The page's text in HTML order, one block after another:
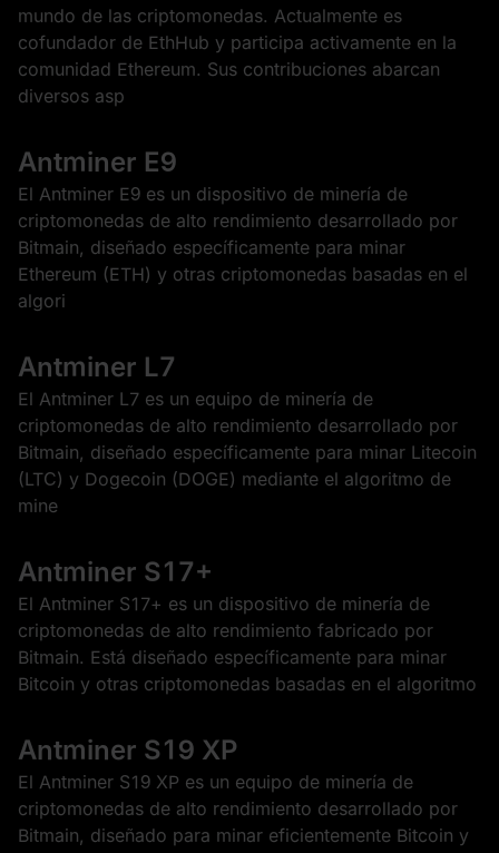
mundo de las criptomonedas. Actualmente es
cofundador de EthHub y participa activamente en la
comunidad Ethereum. Sus contribuciones abarcan
diversos asp
Antminer E9
El Antminer E9 es un dispositivo de minería de
criptomonedas de alto rendimiento desarrollado por
Bitmain, diseñado específicamente para minar
Ethereum (ETH) y otras criptomonedas basadas en el
algori
Antminer L7
El Antminer L7 es un equipo de minería de
criptomonedas de alto rendimiento desarrollado por
Bitmain, diseñado específicamente para minar Litecoin
(LTC) y Dogecoin (DOGE) mediante el algoritmo de
mine
Antminer S17+
El Antminer S17+ es un dispositivo de minería de
criptomonedas de alto rendimiento fabricado por
Bitmain. Está diseñado específicamente para minar
Bitcoin y otras criptomonedas basadas en el algoritmo
Antminer S19 XP
El Antminer S19 XP es un equipo de minería de
criptomonedas de alto rendimiento desarrollado por
Bitmain, diseñado para minar eficientemente Bitcoin y